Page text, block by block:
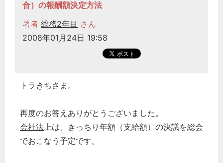
合）の報酬額決定方法
著者 総務2年目 さん
2008年01月24日 19:58
トラきちさま。
再度のお答えありがとうございました。
会社法上は、きっちり年額（支給額）の決議を総会
でおこなう予定です。
どのカテゴリーに投稿しますか？
総務の給湯室
秘書のノウハウ